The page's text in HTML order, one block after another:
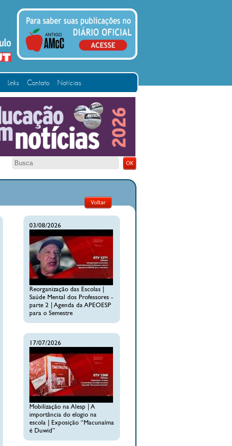
Links Contato Notícias
03/08/2026
Reorganização das Escolas |
Saúde Mental dos Professores -
parte 2 | Agenda da APEOESP
para o Semestre
17/07/2026
Mobilização na Alesp | A
importância do elogio na
escola | Exposição “Macunaíma
é Duwid”